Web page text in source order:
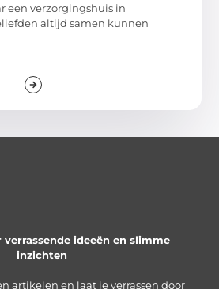
een verzorgingshuis in
altijd samen kunnen
ideeën en slimme
inzichten
artikelen en laat je verrassen door